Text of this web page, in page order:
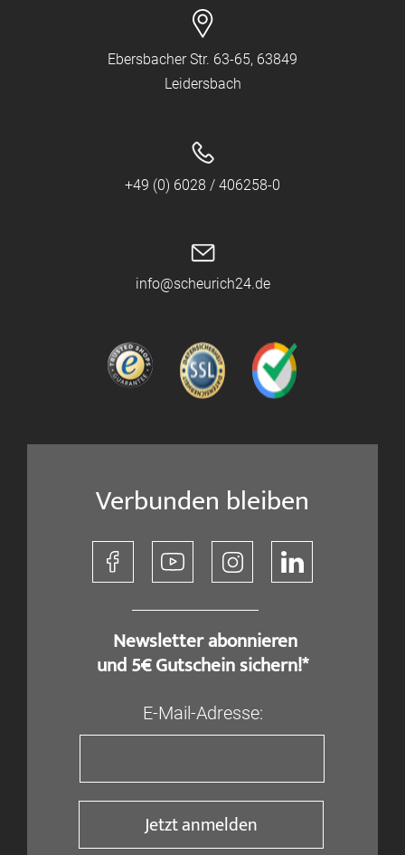
Ebersbacher Str. 63-65, 63849
Leidersbach
+49 (0) 6028 / 406258-0
info@scheurich24.de
Verbunden bleiben
​ Newsletter abonnieren
und 5€ Gutschein sichern!*
E-Mail-Adresse:
Jetzt anmelden